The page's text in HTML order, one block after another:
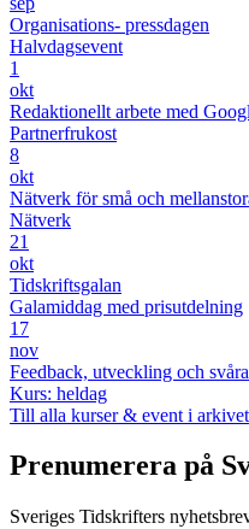
Organisations- pressdagen
Halvdagsevent
1
okt
Redaktionellt arbete med
Partnerfrukost
8
okt
Nätverk för små och
Nätverk
21
okt
Tidskriftsgalan
Galamiddag med prisutdelning
17
nov
Feedback, utveckling och
Kurs: heldag
Till alla kurser & event i arkivet
Prenumerera på
Sveriges Tidskrifters